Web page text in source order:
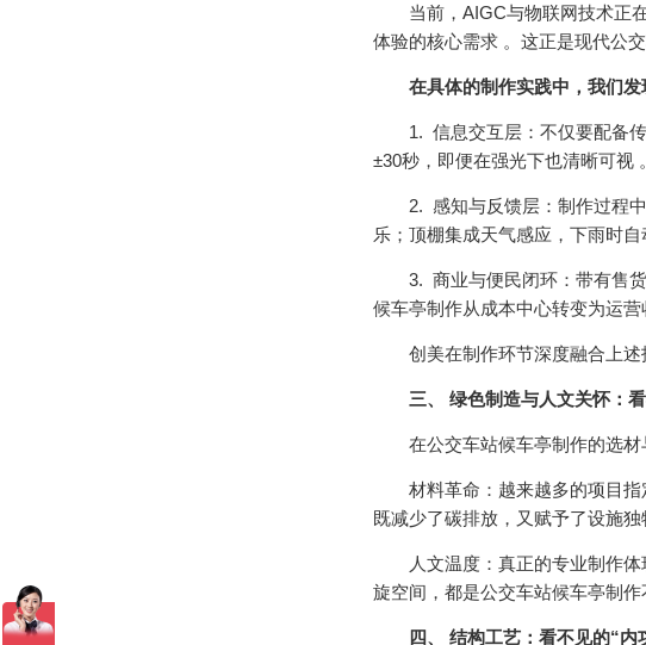
当前，AIGC与物联网技术正在
体验的核心需求 。这正是现代公
在具体的制作实践中，我们
1. 信息交互层：不仅要配备传
±30秒，即便在强光下也清晰可视 。
2. 感知与反馈层：制作过程中
乐；顶棚集成天气感应，下雨时自
3. 商业与便民闭环：带有售货
候车亭制作从成本中心转变为运营
创美在制作环节深度融合上述
三、 绿色制造与人文关怀：
在公交车站候车亭制作的选材与
材料革命：越来越多的项目指定
既减少了碳排放，又赋予了设施
人文温度：真正的专业制作体
旋空间，都是公交车站候车亭制作
四、 结构工艺：看不见的“内